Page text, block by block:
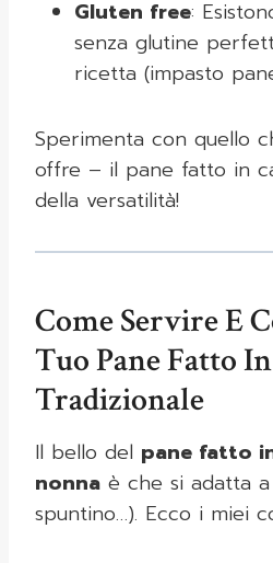
Gluten free:
senza glutine
ricetta (impasto
Sperimenta con quello
offre – il pane fatto in
della versatilità!
Come Servire E
Tuo Pane Fatto
Tradizionale
Il bello del pane fatto
nonna è che si adatta
spuntino…). Ecco i miei